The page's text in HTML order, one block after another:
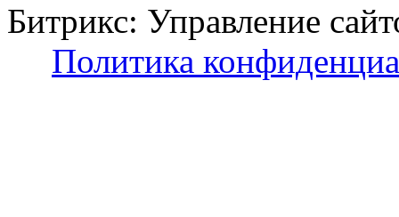
Битрикс: Управление
Политика